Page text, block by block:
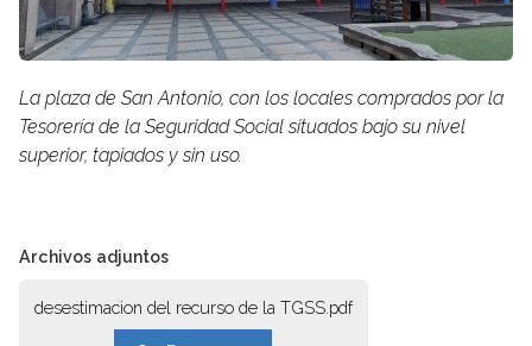
La plaza de San Antonio, con los locales comprados por la
Tesorería de la Seguridad Social situados bajo su nivel
superior, tapiados y sin uso.
Archivos adjuntos
desestimacion del recurso de la TGSS.pdf